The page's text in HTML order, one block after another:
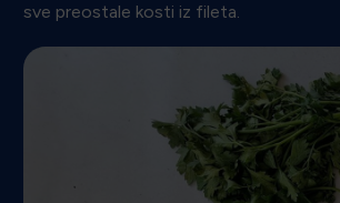
sve preostale kosti iz fileta.